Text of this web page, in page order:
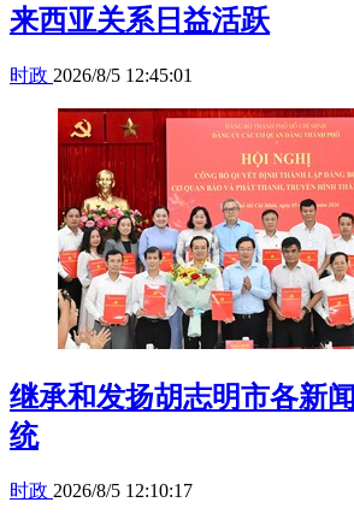
来西亚关系日益活跃
时政 2026/8/5 12:45:01
继承和发扬胡志明市各新
统
时政 2026/8/5 12:10:17